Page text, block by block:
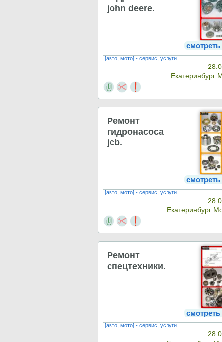
john deere.
смотреть
[авто, мото] - сервис, услуги
Екатеринбург
Ремонт
гидронасоса
jcb.
смотреть
[авто, мото] - сервис, услуги
Екатеринбург
Ремонт
спецтехники.
смотреть
[авто, мото] - сервис, услуги